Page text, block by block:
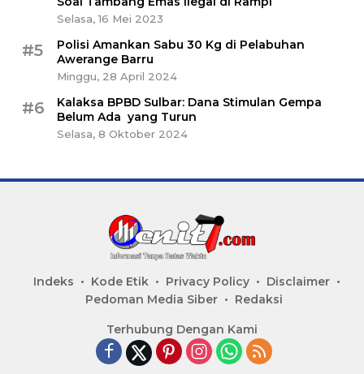
Selasa, 16 Mei 2023
#5
Polisi Amankan Sabu 30 Kg di Pelabuhan
Awerange Barru
Minggu, 28 April 2024
#6
Kalaksa BPBD Sulbar: Dana Stimulan Gempa
Belum Ada yang Turun
Selasa, 8 Oktober 2024
Indeks Kode Etik Privacy Policy
Disclaimer
Pedoman Media Siber
Redaksi
Terhubung Dengan Kami